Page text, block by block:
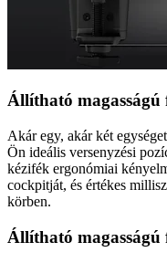
Állítható magasságú
Akár egy, akár két
Ön ideális versenyzési
kézifék ergonómiai
cockpitját, és értékes
körben.
Állítható magasságú